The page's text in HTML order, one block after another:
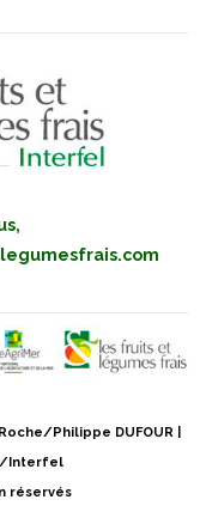
Philippe DUFOUR |
Interfel
réservés